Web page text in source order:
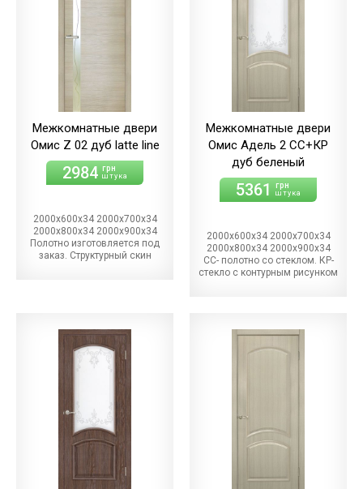
Межкомнатные двери
Омис Z 02 дуб latte line
2984 грн
штука
2000х600х34 2000х700х34
2000х800х34 2000х900х34
Полотно изготовляется под
заказ. Структурный скин
Межкомнатные двери
Омис Адель 2 СС+КР
дуб беленый
5361 грн
штука
2000х600х34 2000х700х34
2000х800х34 2000х900х34
СС- полотно со стеклом. КР-
стекло с контурным рисунком